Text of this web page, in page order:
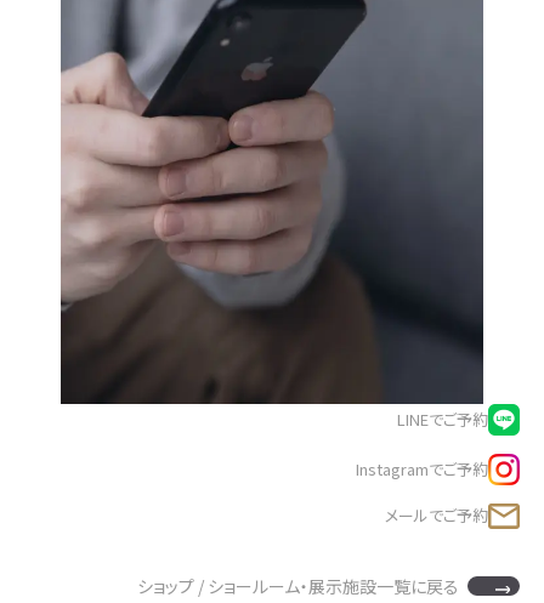
LINEでご予約
Instagramでご予約
メールでご予約
ショップ / ショールーム・展示施設一覧に戻る